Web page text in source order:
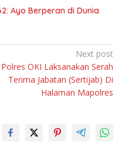
Ayo Berperan di Dunia
Next post
Polres OKI Laksanakan Serah
Terima Jabatan (Sertijab) Di
Halaman Mapolres